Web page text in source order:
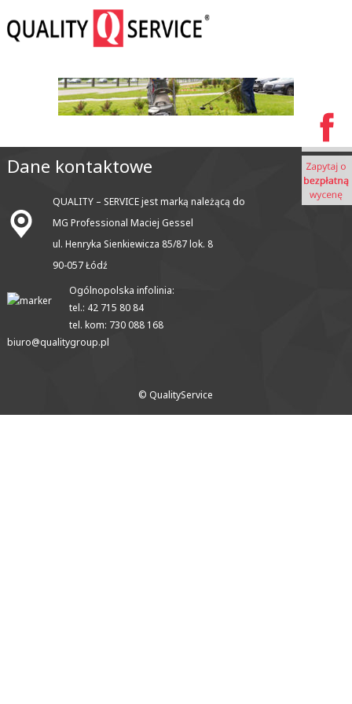
Dane kontaktowe
QUALITY – SERVICE jest marką należącą do
MG Professional Maciej Gessel
ul. Henryka Sienkiewicza 85/87 lok. 8
90-057 Łódź
Ogólnopolska infolinia:
tel.: 42 715 80 84
tel. kom: 730 088 168
biuro@qualitygroup.pl
© QualityService